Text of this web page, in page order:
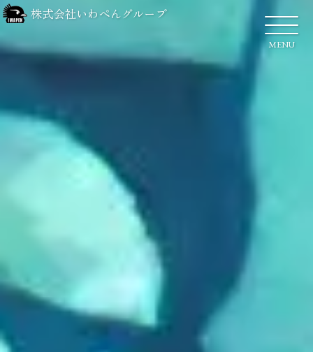
株式会社いわぺんグループ